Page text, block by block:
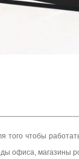
того чтобы
офиса, магазины